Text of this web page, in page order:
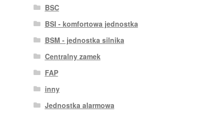
BSC
BSI - komfortowa jednostka
BSM - jednostka silnika
Centralny zamek
FAP
inny
Jednostka alarmowa